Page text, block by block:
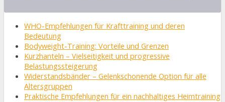
WHO-Empfehlungen für Krafttraining und deren
Bedeutung
Bodyweight-Training: Vorteile und Grenzen
Kurzhanteln – Vielseitigkeit und progressive
Belastungssteigerung
Widerstandsbänder – Gelenkschonende Option für alle
Altersgruppen
Praktische Empfehlungen für ein nachhaltiges Heimtraining